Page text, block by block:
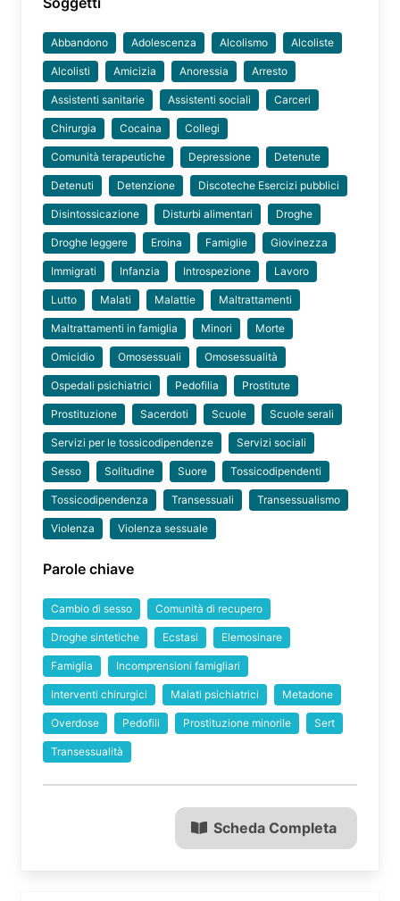
Abbandono Adolescenza Alcolismo Alcoliste
Alcolisti Amicizia Anoressia Arresto
Assistenti sanitarie Assistenti sociali Carceri
Chirurgia Cocaina Collegi
Comunità terapeutiche Depressione Detenute
Detenuti Detenzione Discoteche Esercizi pubblici
Disintossicazione Disturbi alimentari Droghe
Droghe leggere Eroina Famiglie Giovinezza
Immigrati Infanzia Introspezione Lavoro
Lutto Malati Malattie Maltrattamenti
Maltrattamenti in famiglia Minori Morte
Omicidio Omosessuali Omosessualità
Ospedali psichiatrici Pedofilia Prostitute
Prostituzione Sacerdoti Scuole Scuole serali
Servizi per le tossicodipendenze Servizi sociali
Sesso Solitudine Suore Tossicodipendenti
Tossicodipendenza Transessuali Transessualismo
Violenza Violenza sessuale
Parole chiave
Cambio di sesso Comunità di recupero
Droghe sintetiche Ecstasi Elemosinare
Famiglia Incomprensioni famigliari
Interventi chirurgici Malati psichiatrici Metadone
Overdose Pedofili Prostituzione minorile Sert
Transessualità
Scheda Completa